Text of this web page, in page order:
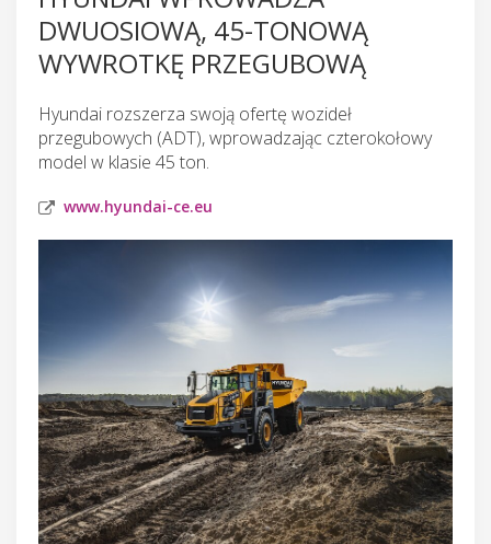
DWUOSIOWĄ, 45-TONOWĄ
WYWROTKĘ PRZEGUBOWĄ
Hyundai rozszerza swoją ofertę wozideł
przegubowych (ADT), wprowadzając czterokołowy
model w klasie 45 ton.
www.hyundai-ce.eu